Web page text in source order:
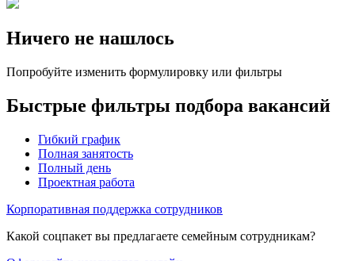
Ничего не нашлось
Попробуйте изменить формулировку или фильтры
Быстрые фильтры подбора вакансий
Гибкий график
Полная занятость
Полный день
Проектная работа
Корпоративная поддержка сотрудников
Какой соцпакет вы предлагаете семейным сотрудникам?